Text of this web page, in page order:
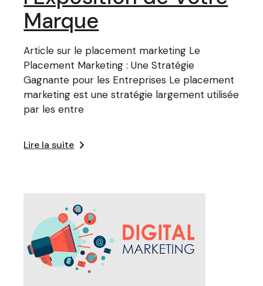
Marque
Article sur le placement marketing Le
Placement Marketing : Une Stratégie
Gagnante pour les Entreprises Le placement
marketing est une stratégie largement utilisée
par les entre
Lire la suite